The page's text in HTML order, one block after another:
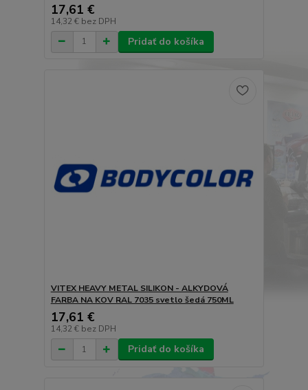
17,61 €
14,32 € bez DPH
Pridať do košíka
VITEX HEAVY METAL SILIKON - ALKYDOVÁ
FARBA NA KOV RAL 7035 svetlo šedá 750ML
17,61 €
14,32 € bez DPH
Pridať do košíka